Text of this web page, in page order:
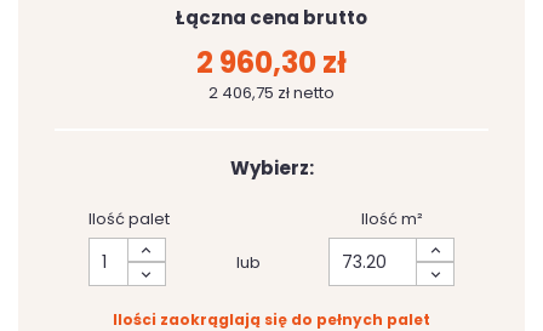
Łączna cena brutto
2 960,30 zł
2 406,75 zł netto
Wybierz:
Ilość palet
lub
Ilość m²
Ilości zaokrąglają się do pełnych palet